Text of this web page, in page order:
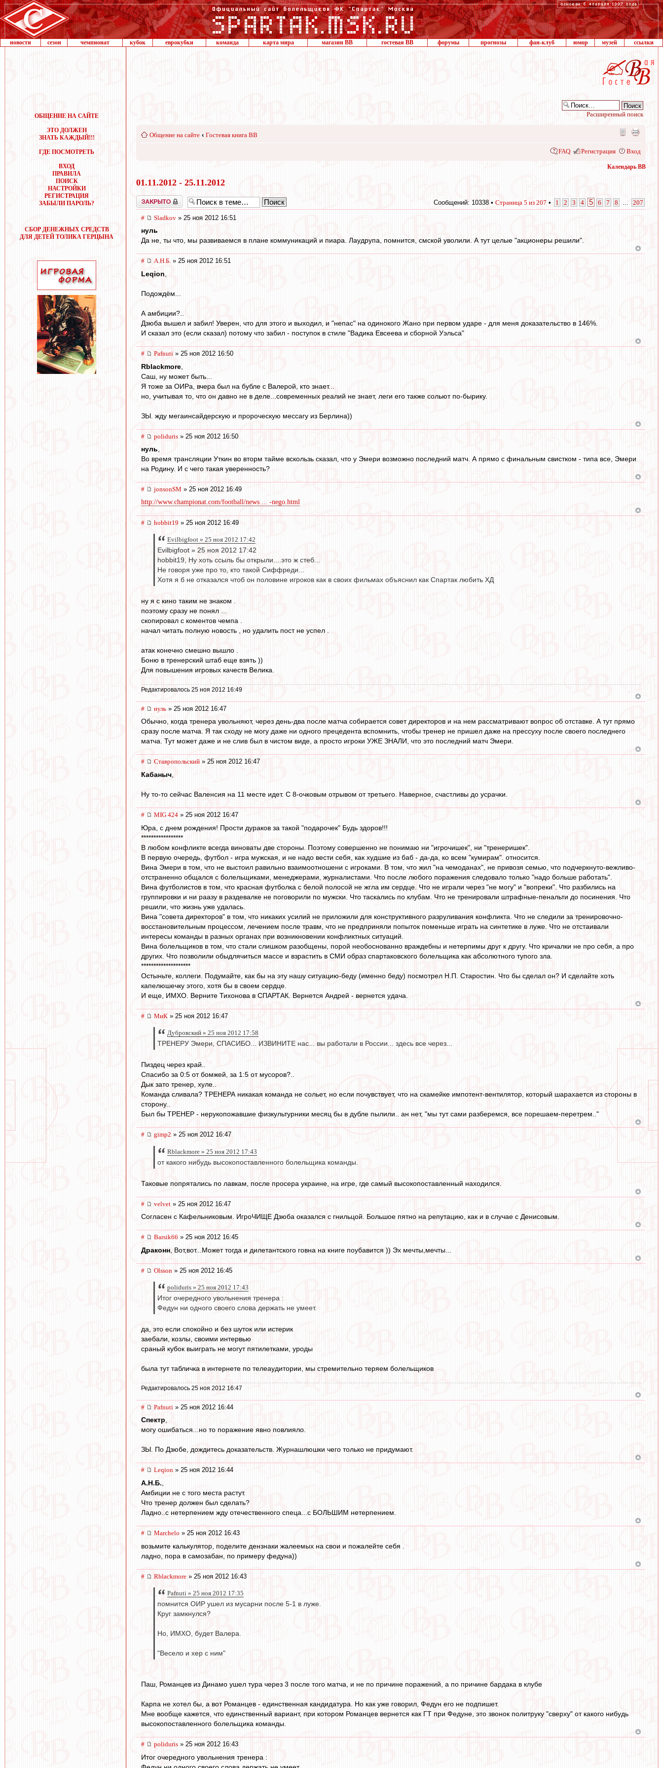
новости сезон чемпионат кубок еврокубки команда карта мира магазин ВВ гостевая ВВ форумы прогнозы фан-клуб юмор музей ссылки
ОБЩЕНИЕ НА САЙТЕ
ЭТО ДОЛЖЕН
ЗНАТЬ КАЖДЫЙ!!!
ГДЕ ПОСМОТРЕТЬ
ВХОД
ПРАВИЛА
ПОИСК
НАСТРОЙКИ
РЕГИСТРАЦИЯ
ЗАБЫЛИ ПАРОЛЬ?
СБОР ДЕНЕЖНЫХ СРЕДСТВ
ДЛЯ ДЕТЕЙ ТОЛИКА ГЕРЦЫНА
Расширенный поиск
Общение на сайте ‹ Гостевая книга ВВ
FAQ Регистрация Вход
Календарь ВВ
01.11.2012 - 25.11.2012
Закрыто Сообщений: 10338 • Страница 5 из 207 • 1 2 3 4 5 6 7 8 207
# Sladkov » 25 ноя 2012 16:51
нуль
Да не, ты что, мы развиваемся в плане коммуникаций и пиара. Лаудрупа, помнится, смской уволили. А тут целые "акционеры решили".
# А.Н.Б. » 25 ноя 2012 16:51
Leqion
Подождём...
А амбиции?..
Дзюба вышел и забил! Уверен, что для этого и выходил, и "непас" на одинокого Жано при первом ударе - для меня доказательство в 146%.
И сказал это (если сказал) потому что забил - поступок в стиле "Вадика Евсеева и сборной Уэльса"
# Pafnuti » 25 ноя 2012 16:50
Rblackmore
Саш, ну может быть...
Я тоже за ОИРа, вчера был на бубле с Валерой, кто знает...
но, учитывая то, что он давно не в деле...современных реалий не знает, леги его также сольют по-бырику.
ЗЫ. жду мегаинсайдерскую и пророческую мессагу из Берлина))
# poliduris » 25 ноя 2012 16:50
нуль,
Во время трансляции Уткин во вторм тайме вскользь сказал, что у Эмери возможно последний матч. А прямо с финальным свистком - типа все, Эмери
на Родину. И с чего такая уверенность?
# jonsonSM » 25 ноя 2012 16:49
http://www.championat.com/football/news ... -nego.html
# hobbit19 » 25 ноя 2012 16:49
Evilbigfoot » 25 ноя 2012 17:42
Evilbigfoot » 25 ноя 2012 17:42
hobbit19, Ну хоть ссыль бы открыли....это ж стеб...
Не говоря уже про то, кто такой Сиффреди...
Хотя я б не отказался чтоб он половине игроков как в своих фильмах объяснил как Спартак любить ХД
ну я с кино таким не знаком .
поэтому сразу не понял ...
скопировал с коментов чемпа .
начал читать полную новость , но удалить пост не успел .
атак конечно смешно вышло .
Боню в тренерский штаб еще взять ))
Для повышения игровых качеств Велика.
Редактировалось 25 ноя 2012 16:49
# нуль » 25 ноя 2012 16:47
Обычно, когда тренера увольняют, через день-два после матча собирается совет директоров и на нем рассматривают вопрос об отставке. А тут прямо
сразу после матча. Я так сходу не могу даже ни одного прецедента вспомнить, чтобы тренер не пришел даже на прессуху после своего последнего
матча. Тут может даже и не слив был в чистом виде, а просто игроки УЖЕ ЗНАЛИ, что это последний матч Эмери.
# Ставропольский » 25 ноя 2012 16:47
Кабаныч
Ну то-то сейчас Валенсия на 11 месте идет. С 8-очковым отрывом от третьего. Наверное, счастливы до усрачки.
# MIG 424 » 25 ноя 2012 16:47
Юра, с днем рождения! Прости дураков за такой "подарочек" Будь здоров!!!
*****************
В любом конфликте всегда виноваты две стороны. Поэтому совершенно не понимаю ни "игрочишек", ни "тренеришек".
В первую очередь, футбол - игра мужская, и не надо вести себя, как худшие из баб - да-да, ко всем "кумирам". относится.
Вина Эмери в том, что не выстоил равильно взаимоотношени с игроками. В том, что жил "на чемоданах", не привозя семью, что подчеркнуто-вежливо-
отстраненно общался с болельщиками, менеджерами, журналистами. Что после любого поражения следовало только "надо больше работать".
Вина футболистов в том, что красная футболка с белой полосой не жгла им сердце. Что не играли через "не могу" и "вопреки". Что разбились на
группировки и ни раазу в раздевалке не поговорили по мужски. Что таскались по клубам. Что не тренировали штрафные-пенальти до посинения. Что
решили, что жизнь уже удалась.
Вина "совета директоров" в том, что никаких усилий не приложили для конструктивного разруливания конфликта. Что не следили за тренировочно-
восстановительным процессом, лечением после травм, что не предприняли попыток поменьше играть на синтетике в луже. Что не отстаивали
интересы команды в разных органах при возникновении конфликтных ситуаций.
Вина болельщиков в том, что стали слишком разобщены, порой необоснованно враждебны и нетерпимы друг к другу. Что кричалки не про себя, а про
других. Что позволили обыдлячиться массе и взрастить в СМИ образ спартаковского болельщика как абсолютного тупого зла.
********************
Остыньте, коллеги. Подумайте, как бы на эту нашу ситуацию-беду (именно беду) посмотрел Н.П. Старостин. Что бы сделал он? И сделайте хоть
капелюшечку этого, хотя бы в своем сердце.
И еще, ИМХО. Верните Тихонова в СПАРТАК. Вернется Андрей - вернется удача.
# МиК » 25 ноя 2012 16:47
Дубровский » 25 ноя 2012 17:58
ТРЕНЕРУ Эмери, СПАСИБО... ИЗВИНИТЕ нас... вы работали в России... здесь все через...
Пиздец через край..
Спасибо за 0:5 от бомжей, за 1:5 от мусоров?..
Дык зато тренер, хуле..
Команда сливала? ТРЕНЕРА никакая команда не сольет, но если почувствует, что на скамейке импотент-вентилятор, который шарахается из стороны в
сторону..
Был бы ТРЕНЕР - нерукопожавшие физкультурники месяц бы в дубле пылили.. ан нет, "мы тут сами разберемся, все порешаем-перетрем.."
# gimp2 » 25 ноя 2012 16:47
Rblackmore » 25 ноя 2012 17:43
от какого нибудь высокопоставленного болельщика команды.
Таковые попрятались по лавкам, после просера украине, на игре, где самый высокопоставленный находился.
# velvet » 25 ноя 2012 16:47
Согласен с Кафельниковым. ИгроЧИЩЕ Дзюба оказался с гнильцой. Большое пятно на репутацию, как и в случае с Денисовым.
# Barsik66 » 25 ноя 2012 16:45
Драконн , Вот,вот...Может тогда и дилетантского говна на книге поубавится )) Эх мечты,мечты...
# Olsson » 25 ноя 2012 16:45
poliduris » 25 ноя 2012 17:43
Итог очередного увольнения тренера :
Федун ни одного своего слова держать не умеет.
да, это если спокойно и без шуток или истерик
заебали, козлы, своими интервью
сраный кубок выиграть не могут пятилетками, уроды
была тут табличка в интернете по телеаудитории, мы стремительно теряем болельщиков
Редактировалось 25 ноя 2012 16:47
# Pafnuti » 25 ноя 2012 16:44
Спектр,
могу ошибаться...но то поражение явно повлияло.
ЗЫ. По Дзюбе, дождитесь доказательств. Журнашлюшки чего только не придумают.
# Leqion » 25 ноя 2012 16:44
А.Н.Б.
Амбиции не с того места растут.
Что тренер должен был сделать?
Ладно..с нетерпением жду отечественного спеца...с БОЛЬШИМ нетерпением.
# Marchelo » 25 ноя 2012 16:43
возьмите калькулятор, поделите дензнаки жалеемых на свои и пожалейте себя .
ладно, пора в самозабан, по примеру федуна))
# Rblackmore » 25 ноя 2012 16:43
Pafnuti » 25 ноя 2012 17:35
помнится ОИР ушел из мусарни после 5-1 в луже.
Круг замкнулся?
Но, ИМХО, будет Валера.
"Весело и хер с ним"
Паш, Романцев из Динамо ушел тура через 3 после того матча, и не по причине поражений, а по причине бардака в клубе
Карпа не хотел бы, а вот Романцев - единственная кандидатура. Но как уже говорил, Федун его не подпишет.
Мне вообще кажется, что единственный вариант, при котором Романцев вернется как ГТ при Федуне, это звонок политруку "сверху" от какого нибудь
высокопоставленного болельщика команды.
# poliduris » 25 ноя 2012 16:43
Итог очередного увольнения тренера :